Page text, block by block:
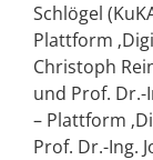
Schlögel
Plattform
Christoph
und Prof. Dr.-
– Plattform
Prof. Dr.-Ing.